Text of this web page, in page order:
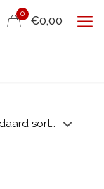
0
€0,00